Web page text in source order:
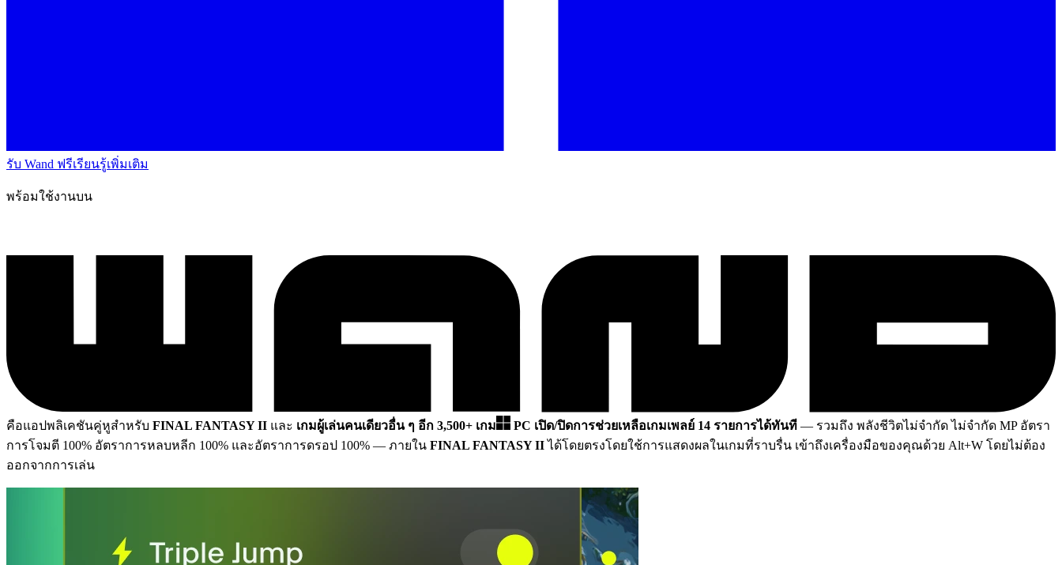
รับ Wand ฟรีเรียนรู้เพิ่มเติม
พร้อมใช้งานบน
คือแอปพลิเคชันคู่หูสำหรับ FINAL FANTASY II และ เกมผู้เล่นคนเดียวอื่น ๆ อีก 3,500+ เกม PC เปิด/ปิดการช่วยเหลือเกมเพลย์ 14 รายการได้ทันที — รวมถึง พลังชีวิตไม่จำกัด ไม่จำกัด MP อัตรา
การโจมตี 100% อัตราการหลบหลีก 100% และอัตราการดรอป 100% — ภายใน FINAL FANTASY IIได้โดยตรงโดยใช้การแสดงผลในเกมที่ราบรื่น เข้าถึงเครื่องมือของคุณด้วย Alt+W โดยไม่ต้อง
ออกจากการเล่น